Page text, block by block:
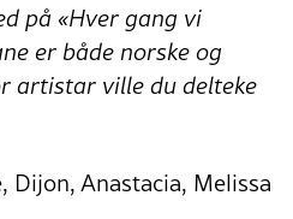
på «Hver gang vi
er både norske og
artistar ville du delteke
Dijon, Anastacia, Melissa